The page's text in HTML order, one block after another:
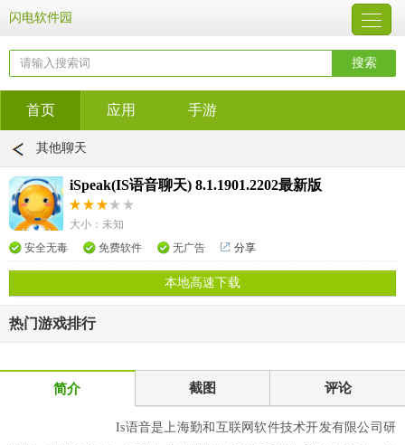
闪电软件园
首页 应用 手游
其他聊天
iSpeak(IS语音聊天) 8.1.1901.2202最新版
大小：未知
安全无毒
免费软件 无广告 分享
本地高速下载
热门游戏排行
简介 截图 评论
Is语音是上海勤和互联网软件技术开发有限公司研